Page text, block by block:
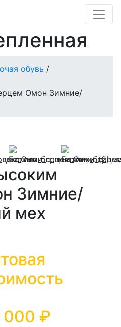
обувь /
Омон Зимние/
Зимние/
мех
000 ₽